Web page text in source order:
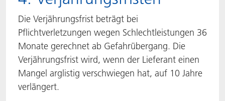
Die Verjährungsfrist beträgt bei
Pflichtverletzungen wegen Schlechtleistungen 36
Monate gerechnet ab Gefahrübergang. Die
Verjährungsfrist wird, wenn der Lieferant einen
Mangel arglistig verschwiegen hat, auf 10 Jahre
verlängert.